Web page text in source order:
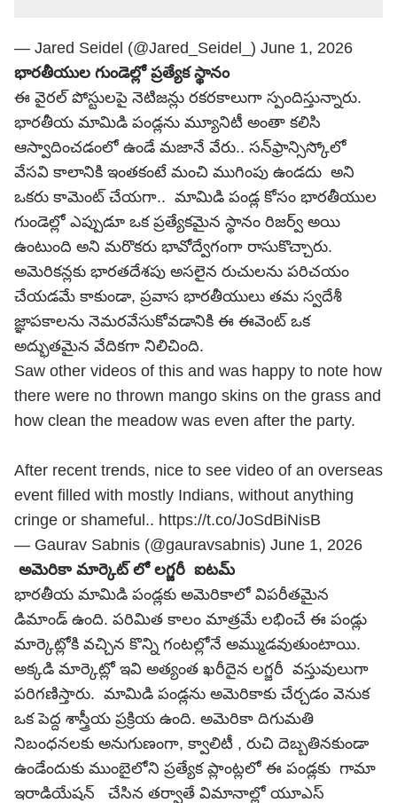
— Jared Seidel (@Jared_Seidel_) June 1, 2026
భారతీయుల గుండెల్లో ప్రత్యేక స్థానం
ఈ వైరల్ పోస్టులపై నెటిజన్లు రకరకాలుగా స్పందిస్తున్నారు.
భారతీయ మామిడి పండ్లను మ్యూనిటీ అంతా కలిసి
ఆస్వాదించడంలో ఉండే మజానే వేరు.. సన్‌ఫ్రాన్సిస్కోలో
వేసవి కాలానికి ఇంతకంటే మంచి ముగింపు ఉండదు అని
ఒకరు కామెంట్ చేయగా.. మామిడి పండ్ల కోసం భారతీయుల
గుండెల్లో ఎప్పుడూ ఒక ప్రత్యేకమైన స్థానం రిజర్వ్ అయి
ఉంటుంది అని మరొకరు భావోద్వేగంగా రాసుకొచ్చారు.
అమెరికన్లకు భారతదేశపు అసలైన రుచులను పరిచయం
చేయడమే కాకుండా, ప్రవాస భారతీయులు తమ స్వదేశీ
జ్ఞాపకాలను నెమరవేసుకోవడానికి ఈ ఈవెంట్ ఒక
అద్భుతమైన వేదికగా నిలిచింది.
Saw other videos of this and was happy to note how
there were no thrown mango skins on the grass and
how clean the meadow was even after the party.
After recent trends, nice to see video of an overseas
event filled with mostly Indians, without anything
cringe or shameful.. https://t.co/JoSdBiNisB
— Gaurav Sabnis (@gauravsabnis) June 1, 2026
అమెరికా మార్కెట్ లో లగ్జరీ ఐటమ్
భారతీయ మామిడి పండ్లకు అమెరికాలో విపరీతమైన
డిమాండ్ ఉంది. పరిమిత కాలం మాత్రమే లభించే ఈ పండ్లు
మార్కెట్లోకి వచ్చిన కొన్ని గంటల్లోనే అమ్ముడవుతుంటాయి.
అక్కడి మార్కెట్లో ఇవి అత్యంత ఖరీదైన లగ్జరీ వస్తువులుగా
పరిగణిస్తారు. మామిడి పండ్లను అమెరికాకు చేర్చడం వెనుక
ఒక పెద్ద శాస్త్రీయ ప్రక్రియ ఉంది. అమెరికా దిగుమతి
నిబంధనలకు అనుగుణంగా, క్వాలిటీ , రుచి దెబ్బతినకుండా
ఉండేందుకు ముంబైలోని ప్రత్యేక ప్లాంట్లలో ఈ పండ్లకు గామా
ఇరాడియేషన్ చేసిన తర్వాతే విమానాల్లో యూఎస్